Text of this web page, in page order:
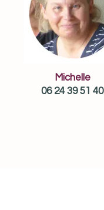
Michelle
06 24 39 51 40